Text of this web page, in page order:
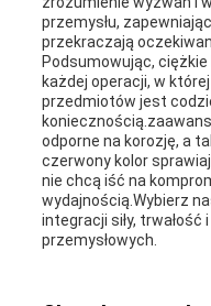
przemysłu,
przekraczają
Podsumowując,
każdej operacji, w
przedmiotów jest
odporne na korozję, a
czerwony kolor
nie chcą iść na
wydajnością.Wybierz
integracji siły,
przemysłowych.